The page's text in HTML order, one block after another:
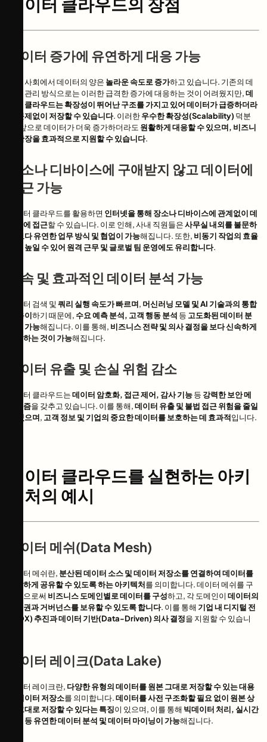
데이터 증가에 유연하게 대응 가능
현대 사회에서 데이터의 양은 놀라운 속도로 증가하고 있습니다. 기존의 데
이터 관리 방식으로는 이러한 급격한 증가에 대응하는 것이 어려웠지만,데
이터 클라우드는 확장성이 뛰어난 구조를 가지고 있어 데이터가 급증하더라
도 문제없이 저장할 수 있습니다. 이러한우수한 확장성(Scalability) 덕분
에, 앞으로 데이터가 더욱 증가하더라도 원활하게 대응할 수 있으며, 비즈니
스 확장을 효과적으로 지원할 수 있습니다.
장소나 디바이스에 구애받지 않고 데이터에
접근 가능
데이터 클라우드를 활용하면 인터넷을 통해 장소나 디바이스에 관계없이 데
이터에 접근할 수 있습니다. 이로 인해, 사내 직원들은사무실 내외를 불문하
고 보다 유연한 업무 방식 및 협업이 가능해집니다. 또한, 비동기 작업의 효율
성을 높일 수 있어 원격 근무 및 글로벌 팀 운영에도 유리합니다.
고속 및 효과적인 데이터 분석 가능
데이터 검색 및쿼리 실행 속도가 빠르며, 머신러닝 모델 및 AI 기술과의 통합
이 용이하기 때문에, 수요 예측 분석, 고객 행동 분석 등 고도화된 데이터 분
석이 가능해집니다. 이를 통해, 비즈니스 전략 및 의사 결정을 보다 신속하게
수립하는 것이 가능해집니다.
데이터 유출 및 손실 위험 감소
데이터 클라우드는데이터 암호화, 접근 제어, 감사 기능등 강력한 보안 메
커니즘을 갖추고 있습니다. 이를 통해,데이터 유출 및 불법 접근 위험을 줄일
수 있으며, 고객 정보 및 기업의 중요한 데이터를 보호하는 데 효과적입니다.
데이터 클라우드를 실현하는 아키
텍처의 예시
데이터 메쉬(Data Mesh)
데이터 메쉬란, 분산된 데이터 소스 및 데이터 저장소를 연결하여 데이터를
원활하게 공유할 수 있도록 하는 아키텍처를 의미합니다. 데이터 메쉬를 구
현함으로써 비즈니스 도메인별로 데이터를 구성하고, 각 도메인이데이터의
소유권과 거버넌스를 보유할 수 있도록 합니다. 이를 통해 기업 내 디지털 전
환(DX) 추진과 데이터 기반(Data-Driven) 의사 결정을 지원할 수 있습니
데이터 레이크(Data Lake)
데이터 레이크란, 다양한 유형의 데이터를 원본 그대로 저장할 수 있는 대용
량 데이터 저장소를 의미합니다.데이터를 사전 구조화할 필요 없이 원본 상
태 그대로 저장할 수 있다는 특징이 있으며, 이를 통해 빅데이터 처리, 실시간
분석 등 유연한 데이터 분석 및 데이터 마이닝이 가능해집니다.